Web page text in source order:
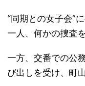
“同期との女子会”
一人、何かの捜査
一方、交番での公
び出しを受け、町